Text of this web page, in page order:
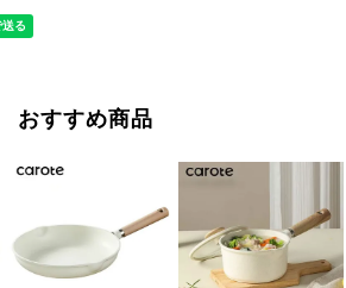
おすすめ商品